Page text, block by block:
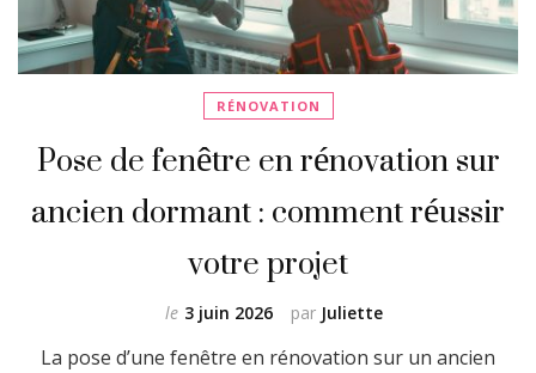
RÉNOVATION
Pose de fenêtre en rénovation sur
ancien dormant : comment réussir
votre projet
par Juliette
le 3 juin 2026
La pose d’une fenêtre en rénovation sur un ancien